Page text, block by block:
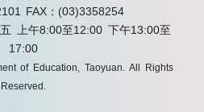
FAX：(03)3358254
五 上午8:00至12:00 下午13:00至
17:00
of Education, Taoyuan. All Rights
Reserved.